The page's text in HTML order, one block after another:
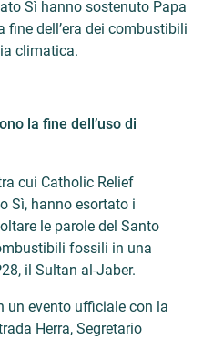
Sì hanno sostenuto Papa
fine dell’era dei combustibili
climatica.
la fine dell’uso di
cui Catholic Relief
Sì, hanno esortato i
le parole del Santo
fossili in una
il Sultan al-Jaber.
un evento ufficiale con la
Herra, Segretario